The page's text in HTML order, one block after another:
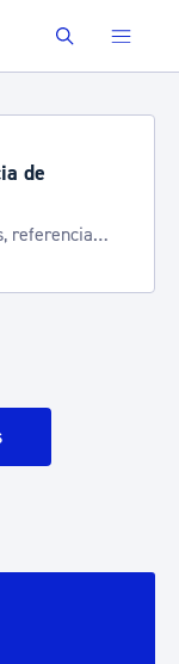
Buscar
Grande 2026
tráfico y servicios